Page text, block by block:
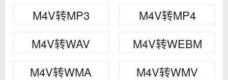
M4V转MP3
M4V转MP4
M4V转WAV
M4V转WEBM
M4V转WMA
M4V转WMV